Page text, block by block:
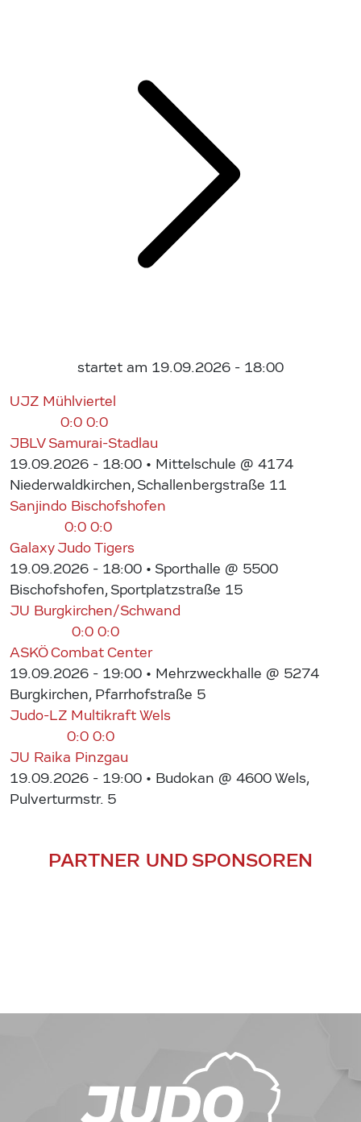
startet am 19.09.2026 - 18:00
UJZ Mühlviertel
0:0 0:0
JBLV Samurai-Stadlau
19.09.2026 - 18:00 • Mittelschule @ 4174
Niederwaldkirchen, Schallenbergstraße 11
Sanjindo Bischofshofen
0:0 0:0
Galaxy Judo Tigers
19.09.2026 - 18:00 • Sporthalle @ 5500
Bischofshofen, Sportplatzstraße 15
JU Burgkirchen/Schwand
0:0 0:0
ASKÖ Combat Center
19.09.2026 - 19:00 • Mehrzweckhalle @ 5274
Burgkirchen, Pfarrhofstraße 5
Judo-LZ Multikraft Wels
0:0 0:0
JU Raika Pinzgau
19.09.2026 - 19:00 • Budokan @ 4600 Wels,
Pulverturmstr. 5
PARTNER UND SPONSOREN